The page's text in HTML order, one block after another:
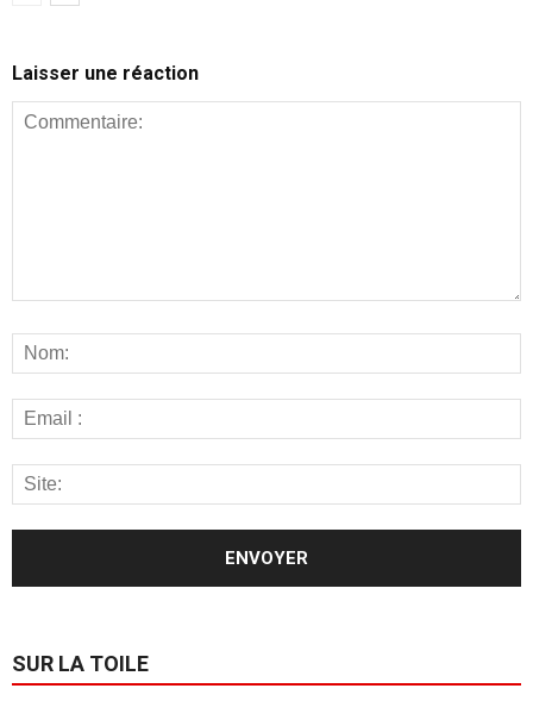
Laisser une réaction
SUR LA TOILE